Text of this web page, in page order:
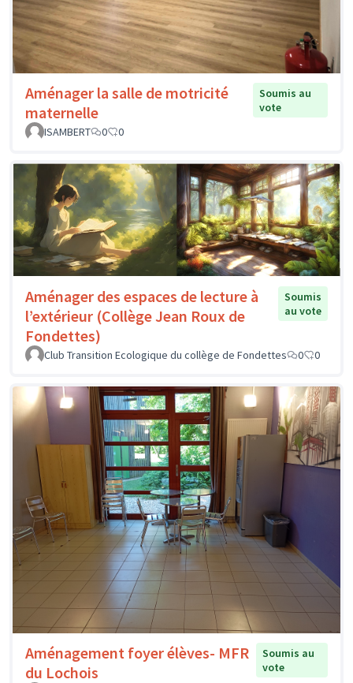
Aménager la salle de motricité
maternelle
Soumis au
vote
ISAMBERT
0 0
Aménager des espaces de lecture à
l’extérieur (Collège Jean Roux de
Fondettes)
Soumis
au vote
Club Transition Ecologique du collège de Fondettes 0 0
Aménagement foyer élèves- MFR
du Lochois
Soumis au
vote